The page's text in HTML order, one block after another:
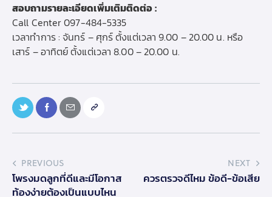
สอบถามรายละเอียดเพิ่มเติมติดต่อ :
Call Center097-484-5335
เวลาทำการ : จันทร์ – ศุกร์ ตั้งแต่เวลา 9.00 – 20.00 น. หรือ
เสาร์ – อาทิตย์ ตั้งแต่เวลา 8.00 – 20.00 น.
PREVIOUS
โพรงมดลูกที่ดีและมีโอกาส
ท้องง่ายต้องเป็นแบบไหน
NEXT
ควรตรวจดีไหม ข้อดี-ข้อเสีย